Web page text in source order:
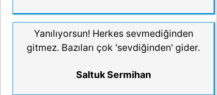
Yanılıyorsun! Herkes sevmediğinden
gitmez. Bazıları çok 'sevdiğinden' gider.
Saltuk Sermihan